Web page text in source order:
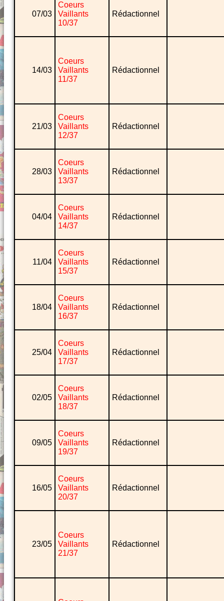
07/03
Coeurs
Vaillants
10/37
Rédactionnel
14/03
Coeurs
Vaillants
11/37
Rédactionnel
21/03
Coeurs
Vaillants
12/37
Rédactionnel
28/03
Coeurs
Vaillants
13/37
Rédactionnel
04/04
Coeurs
Vaillants
14/37
Rédactionnel
11/04
Coeurs
Vaillants
15/37
Rédactionnel
18/04
Coeurs
Vaillants
16/37
Rédactionnel
25/04
Coeurs
Vaillants
17/37
Rédactionnel
02/05
Coeurs
Vaillants
18/37
Rédactionnel
09/05
Coeurs
Vaillants
19/37
Rédactionnel
16/05
Coeurs
Vaillants
20/37
Rédactionnel
23/05
Coeurs
Vaillants
21/37
Rédactionnel